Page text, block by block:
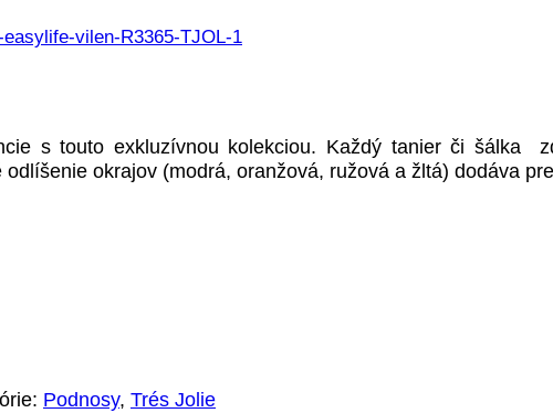
s touto exkluzívnou kolekciou. Každý tanier či šálka
okrajov (modrá, oranžová, ružová a žltá) dodáva
Podnosy, Trés Jolie